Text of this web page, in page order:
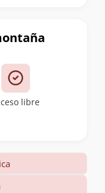
libre